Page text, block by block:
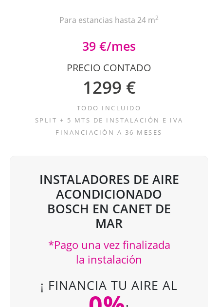
Para estancias hasta 24 m2
39 €/mes
PRECIO CONTADO
1299 €
TODO INCLUIDO
SPLIT + 5 MTS DE INSTALACIÓN E IVA
FINANCIACIÓN A 36 MESES
INSTALADORES DE AIRE
ACONDICIONADO
BOSCH EN CANET DE
MAR
*Pago una vez finalizada
la instalación
¡ FINANCIA TU AIRE AL